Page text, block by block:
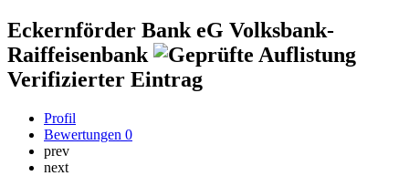
Eckernförder Bank eG Volksbank-
Raiffeisenbank
Verifizierter Eintrag
Profil
Bewertungen 0
prev
next